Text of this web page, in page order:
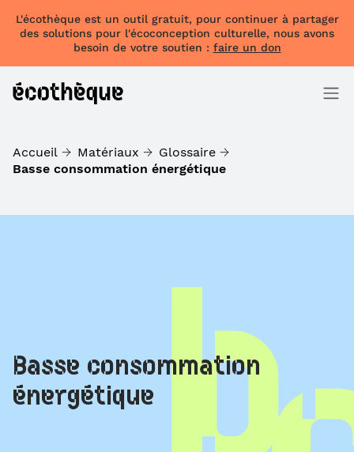
L'écothèque est un outil gratuit, pour continuer à partager
des solutions pour l'écoconception culturelle, nous avons
besoin de votre soutien : faire un don
Accueil Matériaux
Glossaire
Basse consommation énergétique
Basse consommation
énergétique